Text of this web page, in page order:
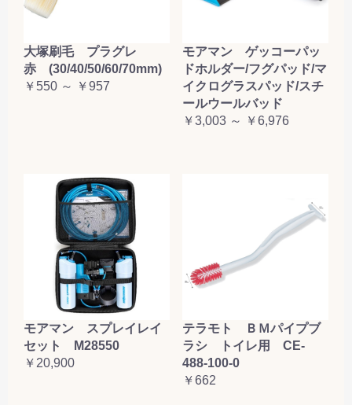
大塚刷毛 プラグレ
赤 (30/40/50/60/70mm)
￥550 ～ ￥957
モアマン ゲッコーパッ
ドホルダー/フグパッド/マ
イクログラスパッド/スチ
ールウールバッド
￥3,003 ～ ￥6,976
モアマン スプレイレイ
セット M28550
￥20,900
テラモト ＢＭパイプブ
ラシ トイレ用 CE-
488-100-0
￥662